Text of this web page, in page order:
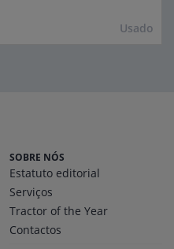
Usado
SOBRE NÓS
Estatuto editorial
Serviços
Tractor of the Year
Contactos